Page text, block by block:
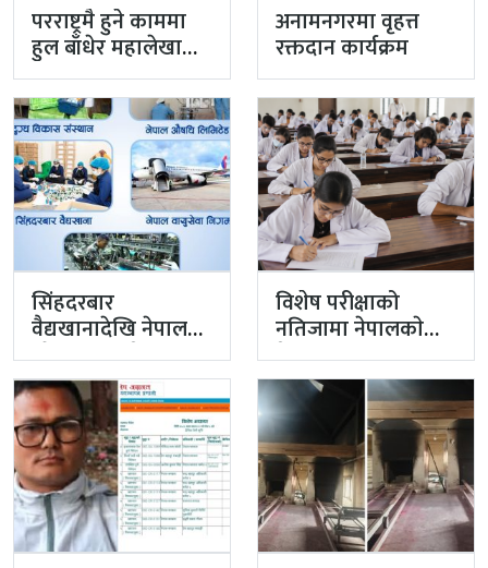
परराष्ट्रमै हुने काममा
हुल बाँधेर महालेखा
नियन्त्रक कार्यालयको
टोली मिसन…
अनामनगरमा वृहत्त
रक्तदान कार्यक्रम
सिंहदरबार
वैद्यखानादेखि नेपाल
औषधि लिमिटेडसम्म
प्रधानमन्त्रीको
प्राथमिकतामा
विशेष परीक्षाको
नतिजामा नेपालकाे
मेडिकल शिक्षाको
गुणस्तर अब्बल